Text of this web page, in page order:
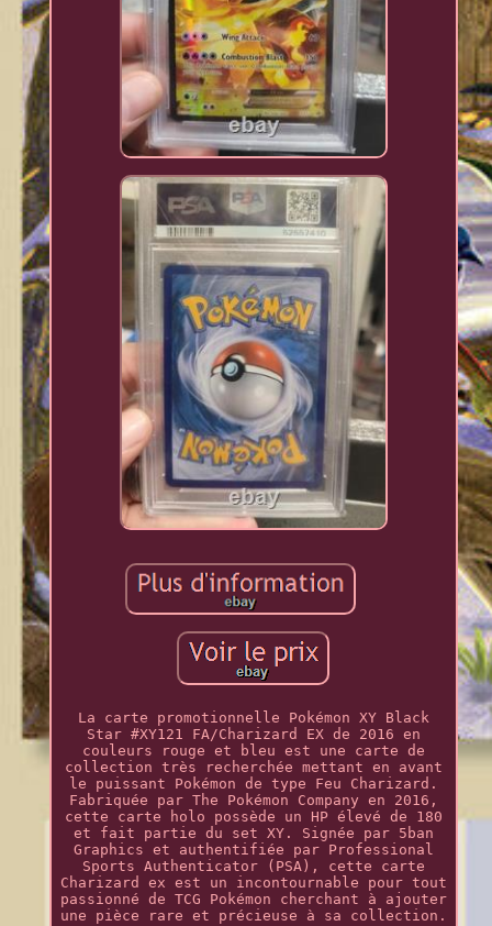
La carte promotionnelle Pokémon XY Black
Star #XY121 FA/Charizard EX de 2016 en
couleurs rouge et bleu est une carte de
collection très recherchée mettant en avant
le puissant Pokémon de type Feu Charizard.
Fabriquée par The Pokémon Company en 2016,
cette carte holo possède un HP élevé de 180
et fait partie du set XY. Signée par 5ban
Graphics et authentifiée par Professional
Sports Authenticator (PSA), cette carte
Charizard ex est un incontournable pour tout
passionné de TCG Pokémon cherchant à ajouter
une pièce rare et précieuse à sa collection.